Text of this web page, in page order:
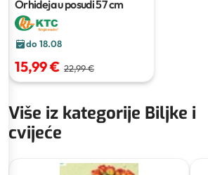
Orhideja u posudi57 cm
do 18.08
15,99 € 22,99 €
Više iz kategorije Biljke i
cvijeće